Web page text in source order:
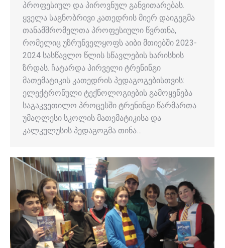
პროფესიულ და პიროვნულ განვითარებას.
ყველა საგნობრივი კათედრის მიერ დაიგეგმა
თანამშრომელთა პროფესიული წვრთნა,
რომელიც უზრუნველყოფს აიბი მთიებში 2023-
2024 სასწავლო წლის სწავლების ხარისხის
ზრდას. ჩატარდა პირველი ტრენინგი
მათემატიკის კათედრის პედაგოგებისთვის:
ელექტრონული ტექნოლოგიების გამოყენება
საგაკვეთილო პროცესში ტრენინგი წარმართა
უმაღლესი სკოლის მათემატიკისა და
კალკულუსის პედაგოგმა თინა…